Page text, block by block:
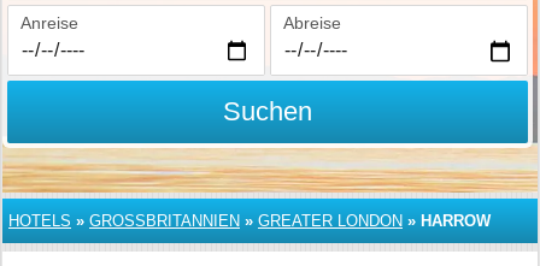
Anreise Abreise
Suchen
HOTELS » GROSSBRITANNIEN » GREATER LONDON » HARROW